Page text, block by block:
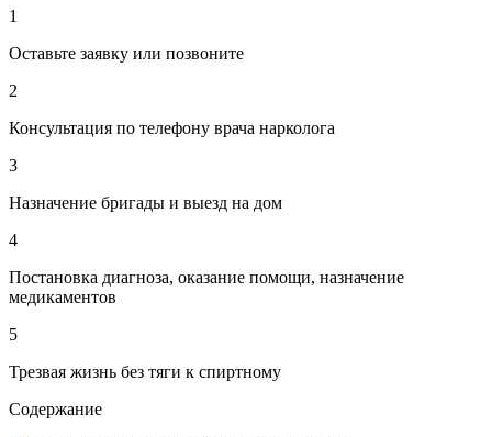
1
Оставьте заявку или позвоните
2
Консультация по телефону врача нарколога
3
Назначение бригады и выезд на дом
4
Постановка диагноза, оказание помощи, назначение
медикаментов
5
Трезвая жизнь без тяги к спиртному
Содержание